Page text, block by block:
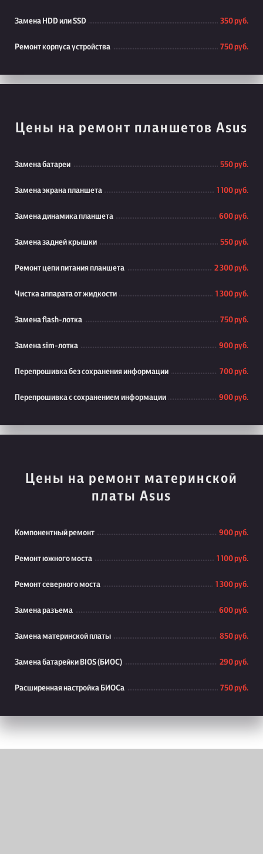
Замена HDD или SSD 350 руб.
Ремонт корпуса устройства 750 руб.
Цены на ремонт планшетов Asus
Замена батареи 550 руб.
Замена экрана планшета 1 100 руб.
Замена динамика планшета 600 руб.
Замена задней крышки 550 руб.
Ремонт цепи питания планшета 2 300 руб.
Чистка аппарата от жидкости 1 300 руб.
Замена flash-лотка 750 руб.
Замена sim-лотка 900 руб.
Перепрошивка без сохранения информации 700 руб.
Перепрошивка с сохранением информации 900 руб.
Цены на ремонт материнской
платы Asus
Компонентный ремонт 900 руб.
Ремонт южного моста 1 100 руб.
Ремонт северного моста 1 300 руб.
Замена разъема 600 руб.
Замена материнской платы 850 руб.
Замена батарейки BIOS (БИОС) 290 руб.
Расширенная настройка БИОСа 750 руб.